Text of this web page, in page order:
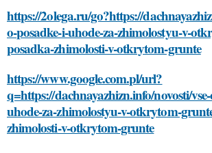
https://2olega.ru/go?https://
o-posadke-i-uhode-za-zhimolostyu-v-
posadka-zhimolosti-v-otkrytom-grunte
https://www.google.com.pl/url?
q=https://dachnayazhizn.info/novosti/
uhode-za-zhimolostyu-v-otkrytom-
zhimolosti-v-otkrytom-grunte